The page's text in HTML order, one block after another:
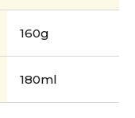
160g
180ml